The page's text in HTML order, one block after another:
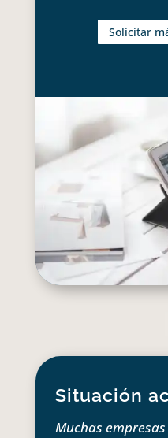
Solicitar
Situación
Muchas